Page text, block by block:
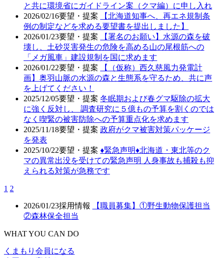
と共に環境省にガイドライン案（クマ編）に申し入れ
2026/02/16要望・提案
【北海道知事へ、再エネ規制条
例の制定などを求める要望書を提出しました】
2026/01/23要望・提案
【署名のお願い】水源の森を破
壊し、土砂災害発生の危険を高める山の尾根筋への
「メガ風車」建設規制を国に求めます
2026/01/22要望・提案
【（仮称）西久慈風力発電計
画】奥羽山脈の水源の森と生態系を守るため、共に声
を上げてください！
2025/12/05要望・提案 冬眠期および春グマ駆除の拡大
に強く反対し、 調査研究に５億もの予算を割くのでは
なく喫緊の被害防除への予算重点化を求めます
2025/11/18要望・提案 政府がクマ被害対策パッケージ
を発表
2025/10/22要望・提案 ♦️緊急声明♦️北海道・東北等のク
マの異常出没を受けての緊急声明 人身事故も捕殺も抑
えられる対策が急務です
1 2
2026/01/23採用情報
【職員募集】①野生動物保護担当
②森林保全担当
WHAT YOU CAN DO
くまもり会員になる